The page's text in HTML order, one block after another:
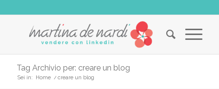
Tag Archivio per: creare un blog
Sei in: Home / creare un blog